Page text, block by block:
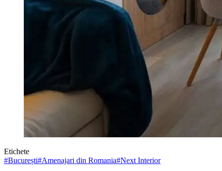
Etichete
#București#Amenajari din Romania#Next Interior